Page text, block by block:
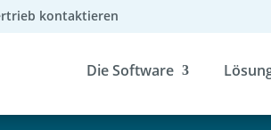
kontaktieren
Die Software